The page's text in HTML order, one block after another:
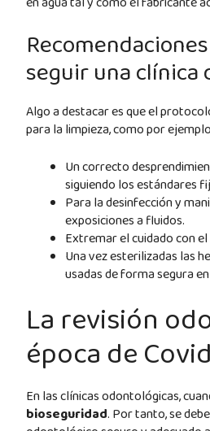
seguir una clínica
Algo a destacar es que el
para la limpieza, como por
Un correcto
siguiendo los estándares
Para la desinfección y
exposiciones a fluidos.
Extremar el cuidado con el
Una vez esterilizadas las
usadas de forma segura
La revisión
época de Covid
En las clínicas odontológicas,
bioseguridad. Por tanto, se